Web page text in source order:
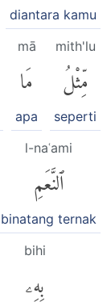
diantara kamu
mith'lu
مِّثْلُ
seperti
mā
مَا
apa
l-naʿami
ٱلنَّعَمِ
binatang ternak
bihi
بِهِۦ